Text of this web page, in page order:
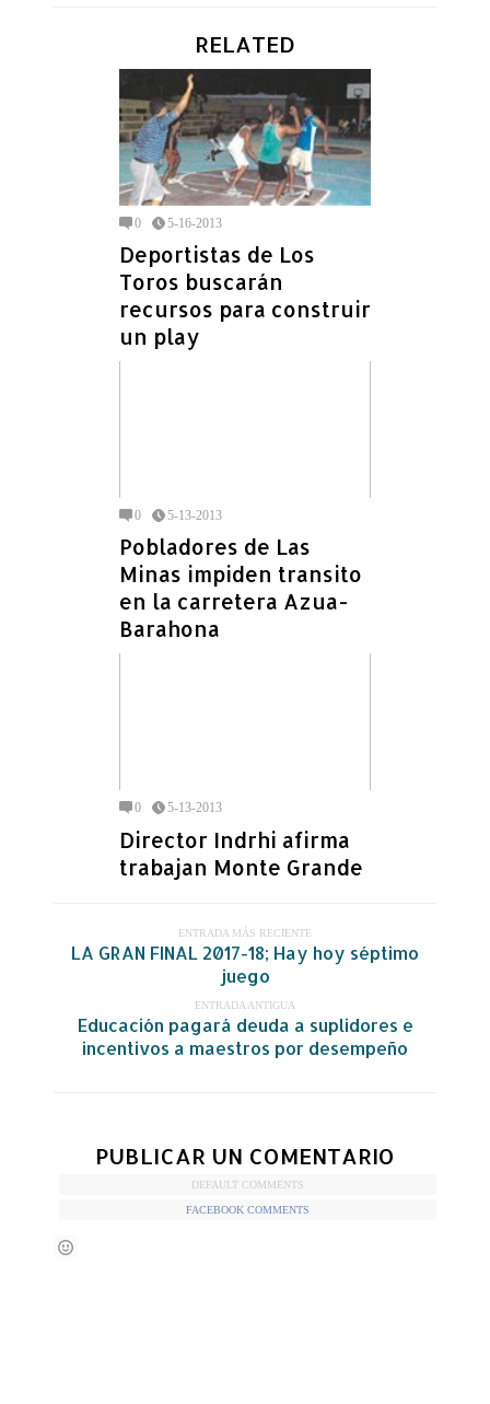
RELATED
0 5-16-2013
Deportistas de Los
Toros buscarán
recursos para construir
un play
0 5-13-2013
Pobladores de Las
Minas impiden transito
en la carretera Azua-
Barahona
0 5-13-2013
Director Indrhi afirma
trabajan Monte Grande
ENTRADA MÁS RECIENTE
LA GRAN FINAL 2017-18; Hay hoy séptimo
juego
ENTRADA ANTIGUA
Educación pagará deuda a suplidores e
incentivos a maestros por desempeño
PUBLICAR UN COMENTARIO
DEFAULT COMMENTS
FACEBOOK COMMENTS